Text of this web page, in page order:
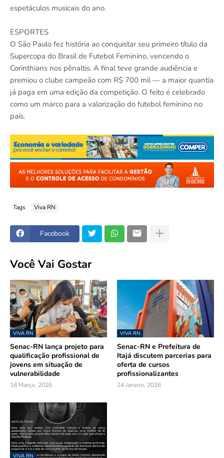
espetáculos musicais do ano.
ESPORTES
O São Paulo fez história ao conquistar seu primeiro título da
Supercopa do Brasil de Futebol Feminino, vencendo o
Corinthians nos pênaltis. A final teve grande audiência e
premiou o clube campeão com R$ 700 mil — a maior quantia
já paga em uma edição da competição. O feito é celebrado
como um marco para a valorização do futebol feminino no
país.
Tags Viva RN
Facebook
Você Vai Gostar
VIVA RN
Senac-RN lança projeto para
qualificação profissional de
jovens em situação de
vulnerabilidade
16 Março, 2026
VIVA RN
Senac-RN e Prefeitura de
Itajá discutem parcerias para
oferta de cursos
profissionalizantes
24 Janeiro, 2026
VIVA RN